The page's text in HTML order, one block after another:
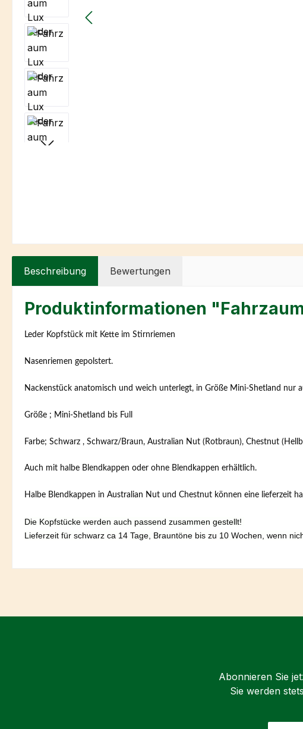
Beschreibung Bewertungen
Produktinformationen
Leder Kopfstück mit Kette im Stirnriemen
Nasenriemen gepolstert.
Nackenstück anatomisch und weich unterlegt, in Größe Mini-Shetland nur
Größe ; Mini-Shetland bis Full
Farbe; Schwarz , Schwarz/Braun, Australian Nut (Rotbraun), Chestnut
Auch mit halbe Blendkappen oder ohne Blendkappen erhältlich.
Halbe Blendkappen in Australian Nut und Chestnut können eine lieferzeit
Die Kopfstücke werden auch passend zusammen gestellt!
Lieferzeit für schwarz ca 14 Tage, Brauntöne bis zu 10 Wochen, wenn
Abonnieren Sie
Sie werden